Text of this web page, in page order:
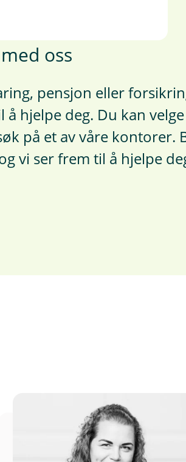
oss
pensjon eller
hjelpe deg. Du kan velge
på et av våre kontorer.
vi ser frem til å hjelpe